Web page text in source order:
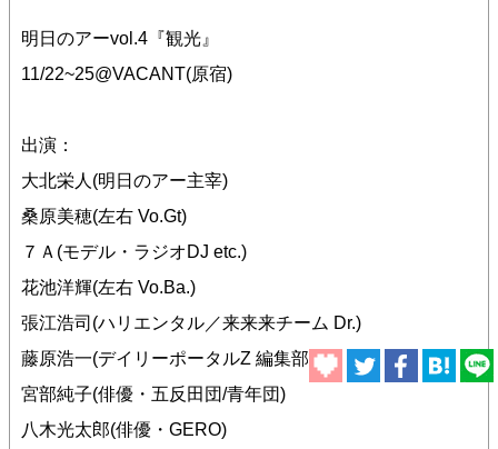
明日のアーvol.4『観光』
11/22~25@VACANT(原宿)
出演：
大北栄人(明日のアー主宰)
桑原美穂(左右 Vo.Gt)
７Ａ(モデル・ラジオDJ etc.)
花池洋輝(左右 Vo.Ba.)
張江浩司(ハリエンタル／来来来チーム Dr.)
藤原浩一(デイリーポータルZ 編集部)
宮部純子(俳優・五反田団/青年団)
八木光太郎(俳優・GERO)